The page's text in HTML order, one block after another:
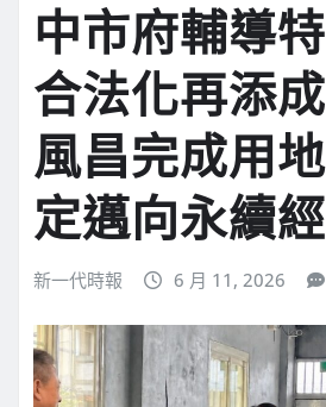
中市府輔導
合法化再添
風昌完成用
定邁向永續
新一代時報 6 月 11, 2026